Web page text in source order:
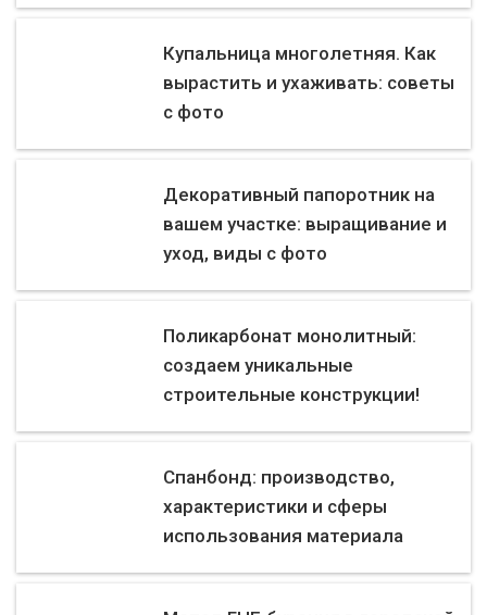
Купальница многолетняя. Как
вырастить и ухаживать: советы
с фото
Декоративный папоротник на
вашем участке: выращивание и
уход, виды с фото
Поликарбонат монолитный:
создаем уникальные
строительные конструкции!
Спанбонд: производство,
характеристики и сферы
использования материала